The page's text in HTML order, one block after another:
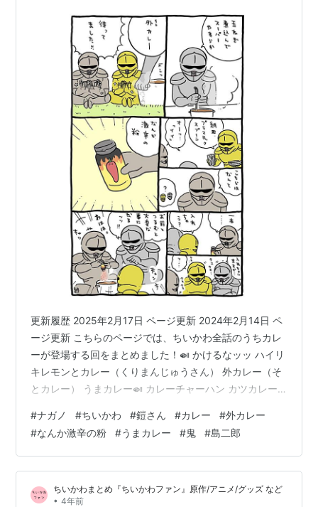
更新履歴 2025年2月17日 ページ更新 2024年2月14日 ペ
ージ更新 こちらのページでは、ちいかわ全話のうちカレ
ーが登場する回をまとめました！🍛 かけるなッッ ハイリ
キレモンとカレー（くりまんじゅうさん） 外カレー（そ
とカレー） うまカレー🍛 カレーチャーハン カツカレー
当サイト独自で設定したもので、公式ではありません。
予めご了承ください。 かけるなッッ 【2021/2/26】 無限
白米湧きドコロにカレーをかけるうさぎです🐰 ハイリキ
レモンとカレー（くりまんじゅうさん） 【2022/4/30】
ハイリキレモンとカレーを楽しむくりまん…
#ナガノ #ちいかわ #鎧さん #カレー #外カレー
#なんか激辛の粉 #うまカレー #鬼 #島二郎
ちいかわまとめ『ちいかわファン』原作/アニメ/グッズ など
• 4年前